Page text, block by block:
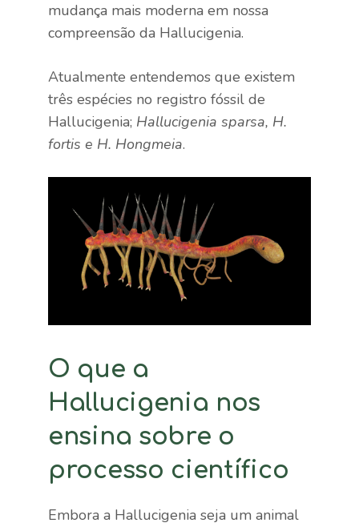
mudança mais moderna em nossa
compreensão da Hallucigenia.
Atualmente entendemos que existem
três espécies no registro fóssil de
Hallucigenia; Hallucigenia sparsa, H.
fortis e H. Hongmeia.
O que a
Hallucigenia nos
ensina sobre o
processo científico
Embora a Hallucigenia seja um animal